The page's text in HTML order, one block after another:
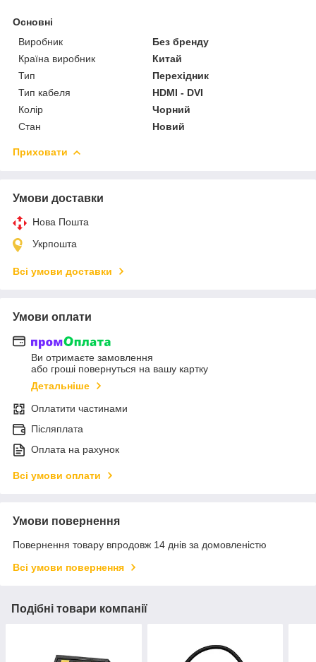
Основні
Виробник
Без бренду
Країна виробник
Китай
Тип
Перехідник
Тип кабеля
HDMI - DVI
Колір
Чорний
Стан
Новий
Приховати
Умови доставки
Нова Пошта
Укрпошта
Всі умови доставки
Умови оплати
Ви отримаєте замовлення
або гроші повернуться на вашу картку
Детальніше
Оплатити частинами
Післяплата
Оплата на рахунок
Всі умови оплати
Умови повернення
Повернення товару впродовж 14 днів за домовленістю
Всі умови повернення
Подібні товари компанії